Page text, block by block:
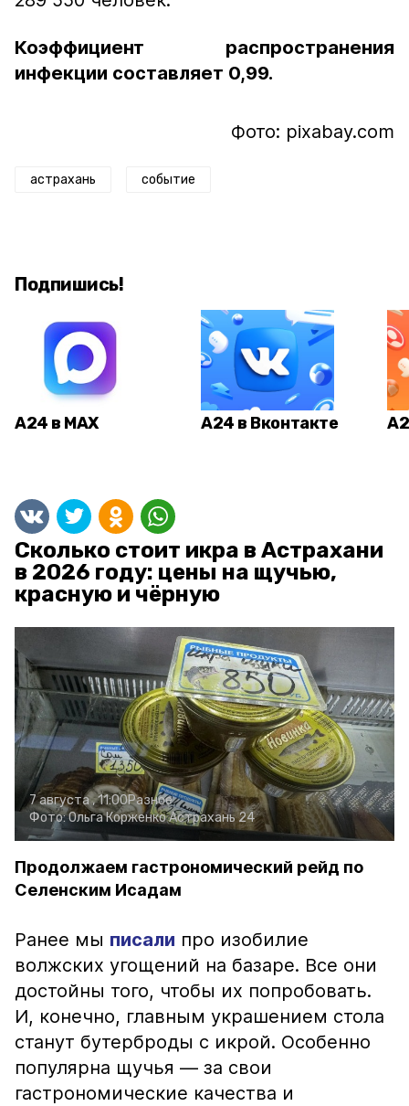
Коэффициент распространения
инфекции составляет 0,99.
Фото: pixabay.com
астрахань событие
Подпишись!
А24 в MAX А24 в Вконтакте
Сколько стоит икра в Астрахани
в 2026 году: цены на щучью,
красную и чёрную
7 августа , 11:00Разное
Фото:Ольга КорженкоАстрахань 24
Продолжаем гастрономический рейд по
Селенским Исадам
Ранее мы писали про изобилие
волжских угощений на базаре. Все они
достойны того, чтобы их попробовать.
И, конечно, главным украшением стола
станут бутерброды с икрой. Особенно
популярна щучья — за свои
гастрономические качества и